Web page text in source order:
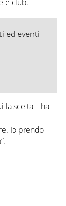
e club.
ed eventi
la scelta – ha
Io prendo